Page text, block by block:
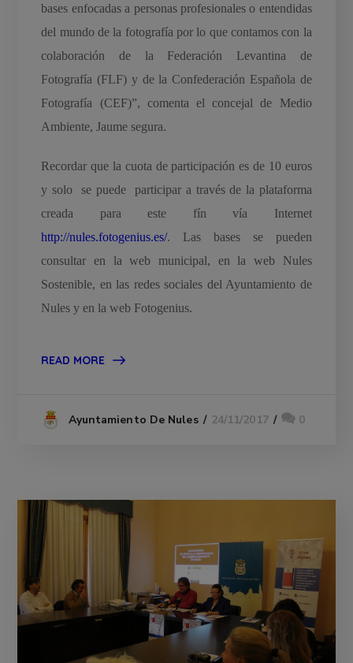
bases enfocadas a personas profesionales o entendidas
del mundo de la fotografía por lo que contamos con la
colaboración de la Federación Levantina de
Fotografía (FLF) y de la Confederación Española de
Fotografía (CEF)”, comenta el concejal de Medio
Ambiente, Jaume segura.
Recordar que la cuota de participación es de 10 euros
y solo se puede participar a través de la plataforma
creada para este fín vía Internet
http://nules.fotogenius.es/. Las bases se pueden
consultar en la web municipal, en la web Nules
Sostenible, en las redes sociales del Ayuntamiento de
Nules y en la web Fotogenius.
READ MORE
Ayuntamiento De Nules 24/11/2017 0